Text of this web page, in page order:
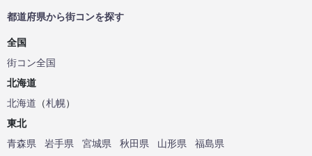
都道府県から街コンを探す
全国
街コン全国
北海道
北海道 （札幌）
東北
青森県
岩手県 宮城県 秋田県 山形県
福島県